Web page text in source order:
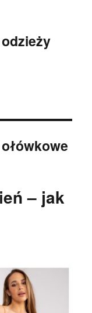
– jak